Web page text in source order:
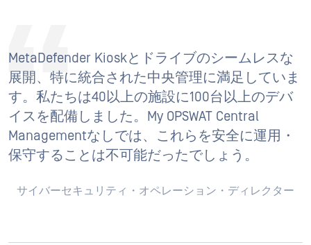
MetaDefender Kioskとドライブのシームレスな
展開、特に統合された中央管理に満足していま
す。私たちは40以上の施設に100台以上のデバ
イスを配備しました。My OPSWAT Central
Managementなしでは、これらを安全に運用・
保守することは不可能だったでしょう。
サイバーセキュリティ・オペレーション・ディレクター